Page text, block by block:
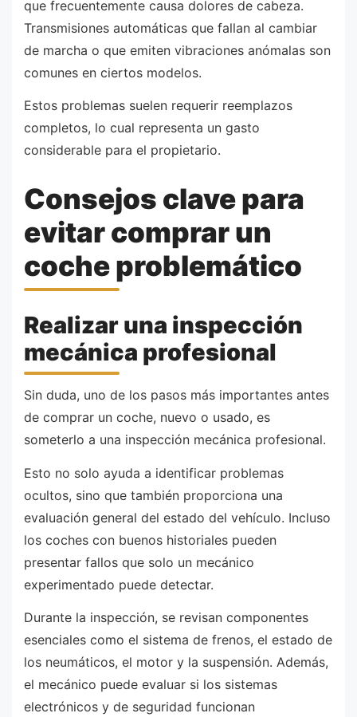
que frecuentemente causa dolores de cabeza.
Transmisiones automáticas que fallan al cambiar
de marcha o que emiten vibraciones anómalas son
comunes en ciertos modelos.
Estos problemas suelen requerir reemplazos
completos, lo cual representa un gasto
considerable para el propietario.
Consejos clave para
evitar comprar un
coche problemático
Realizar una inspección
mecánica profesional
Sin duda, uno de los pasos más importantes antes
de comprar un coche, nuevo o usado, es
someterlo a una inspección mecánica profesional.
Esto no solo ayuda a identificar problemas
ocultos, sino que también proporciona una
evaluación general del estado del vehículo. Incluso
los coches con buenos historiales pueden
presentar fallos que solo un mecánico
experimentado puede detectar.
Durante la inspección, se revisan componentes
esenciales como el sistema de frenos, el estado de
los neumáticos, el motor y la suspensión. Además,
el mecánico puede evaluar si los sistemas
electrónicos y de seguridad funcionan